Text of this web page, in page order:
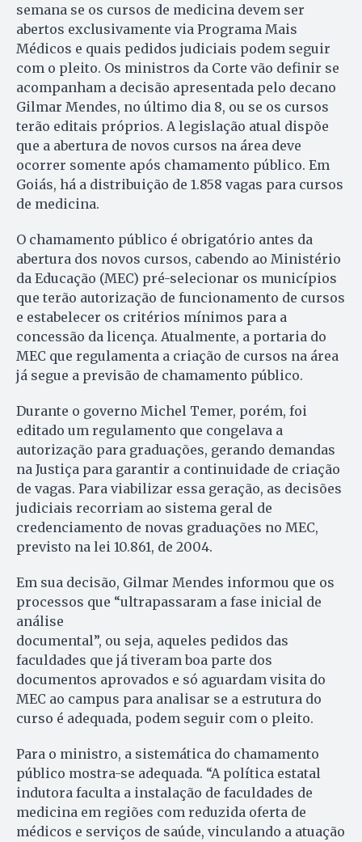
semana se os cursos de medicina devem ser
abertos exclusivamente via Programa Mais
Médicos e quais pedidos judiciais podem seguir
com o pleito. Os ministros da Corte vão definir se
acompanham a decisão apresentada pelo decano
Gilmar Mendes, no último dia 8, ou se os cursos
terão editais próprios. A legislação atual dispõe
que a abertura de novos cursos na área deve
ocorrer somente após chamamento público. Em
Goiás, há a distribuição de 1.858 vagas para cursos
de medicina.
O chamamento público é obrigatório antes da
abertura dos novos cursos, cabendo ao Ministério
da Educação (MEC) pré-selecionar os municípios
que terão autorização de funcionamento de cursos
e estabelecer os critérios mínimos para a
concessão da licença. Atualmente, a portaria do
MEC que regulamenta a criação de cursos na área
já segue a previsão de chamamento público.
Durante o governo Michel Temer, porém, foi
editado um regulamento que congelava a
autorização para graduações, gerando demandas
na Justiça para garantir a continuidade de criação
de vagas. Para viabilizar essa geração, as decisões
judiciais recorriam ao sistema geral de
credenciamento de novas graduações no MEC,
previsto na lei 10.861, de 2004.
Em sua decisão, Gilmar Mendes informou que os
processos que “ultrapassaram a fase inicial de
análise
documental”, ou seja, aqueles pedidos das
faculdades que já tiveram boa parte dos
documentos aprovados e só aguardam visita do
MEC ao campus para analisar se a estrutura do
curso é adequada, podem seguir com o pleito.
Para o ministro, a sistemática do chamamento
público mostra-se adequada. “A política estatal
indutora faculta a instalação de faculdades de
medicina em regiões com reduzida oferta de
médicos e serviços de saúde, vinculando a atuação